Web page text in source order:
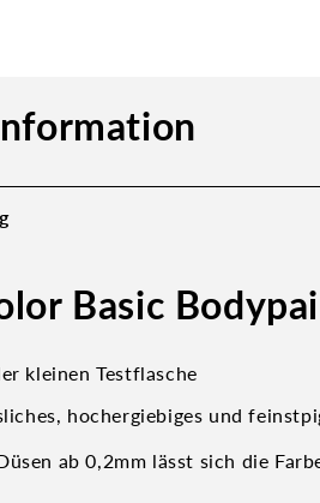
Basic
kleinen Testflasche
hochergiebiges und
ab 0,2mm lässt sich die